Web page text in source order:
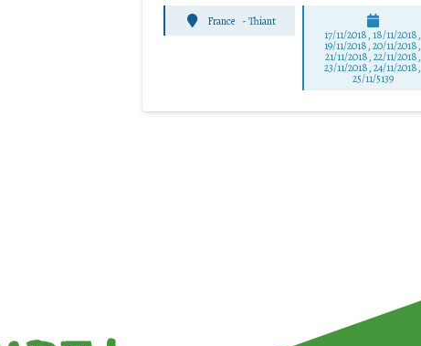
France -Thiant
17/11/2018, 18/11/2018,
19/11/2018, 20/11/2018,
21/11/2018, 22/11/2018,
23/11/2018, 24/11/2018,
25/11/5139